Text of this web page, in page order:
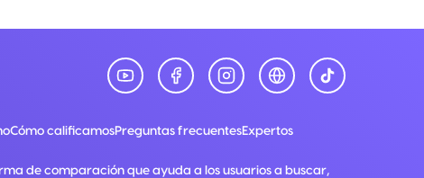
Cómo calificamosPreguntas frecuentesExpertos
de comparación que ayuda a los usuarios a buscar,